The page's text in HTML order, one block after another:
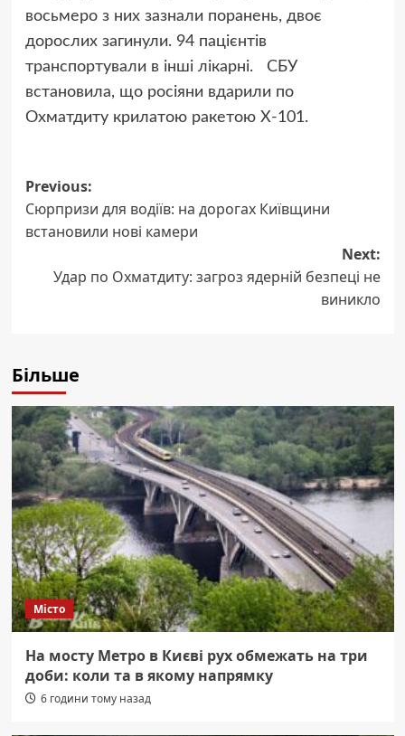
восьмеро з них зазнали поранень, двоє
дорослих загинули. 94 пацієнтів
транспортували в інші лікарні. СБУ
встановила, що росіяни вдарили по
Охматдиту крилатою ракетою Х-101.
Post
navigation
Previous:
Сюрпризи для водіїв: на дорогах Київщини
встановили нові камери
Next:
Удар по Охматдиту: загроз ядерній безпеці не
виникло
Більше
Місто
На мосту Метро в Києві рух обмежать на три
доби: коли та в якому напрямку
6 години тому назад